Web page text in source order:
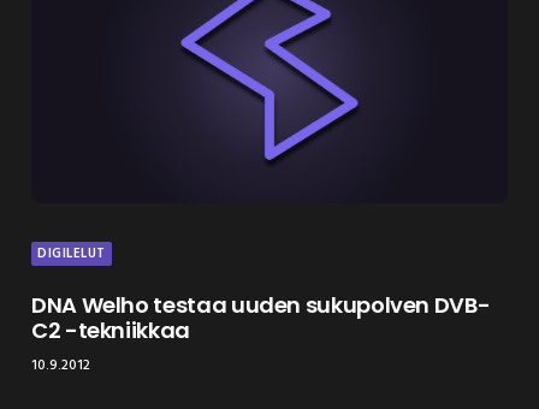
DIGILELUT
DNA Welho testaa uuden sukupolven DVB-
C2 -tekniikkaa
10.9.2012